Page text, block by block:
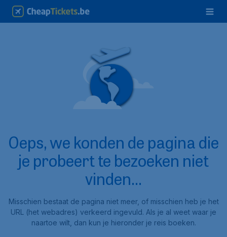
Oeps, we konden de pagina die
je probeert te bezoeken niet
vinden...
Misschien bestaat de pagina niet meer, of misschien heb je het
URL (het webadres) verkeerd ingevuld. Als je al weet waar je
naartoe wilt, dan kun je hieronder je reis boeken.